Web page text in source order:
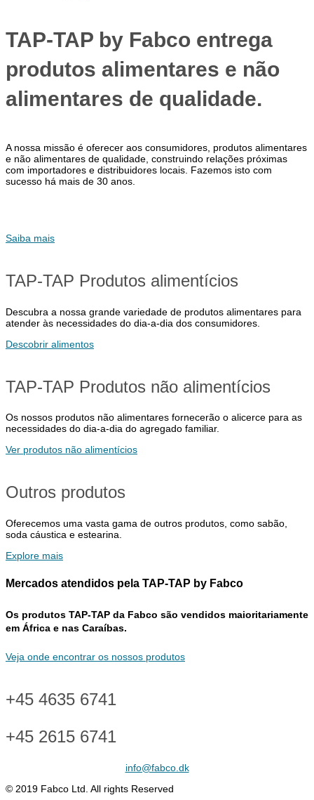
TAP-TAP by Fabco entrega
produtos alimentares e não
alimentares de qualidade.
A nossa missão é oferecer aos consumidores, produtos alimentares
e não alimentares de qualidade, construindo relações próximas
com importadores e distribuidores locais. Fazemos isto com
sucesso há mais de 30 anos.
Saiba mais
TAP-TAP Produtos alimentícios
Descubra a nossa grande variedade de produtos alimentares para
atender às necessidades do dia-a-dia dos consumidores.
Descobrir alimentos
TAP-TAP Produtos não alimentícios
Os nossos produtos não alimentares fornecerão o alicerce para as
necessidades do dia-a-dia do agregado familiar.
Ver produtos não alimentícios
Outros produtos
Oferecemos uma vasta gama de outros produtos, como sabão,
soda cáustica e estearina.
Explore mais
Mercados atendidos pela TAP-TAP by Fabco
Os produtos TAP-TAP da Fabco são vendidos maioritariamente
em África e nas Caraíbas.
Veja onde encontrar os nossos produtos
+45 4635 6741
+45 2615 6741
info@fabco.dk
© 2019 Fabco Ltd. All rights Reserved